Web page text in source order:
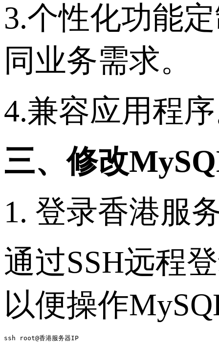
3.个性化功能
同业务需求。
4.兼容应用程
三、修改
1. 登录香港服
通过SSH远程
以便操作